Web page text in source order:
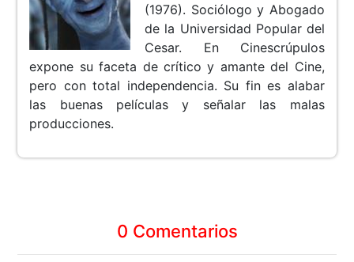
(1976). Sociólogo y Abogado
de la Universidad Popular del
Cesar. En Cinescrúpulos
expone su faceta de crítico y amante del Cine,
pero con total independencia. Su fin es alabar
las buenas películas y señalar las malas
producciones.
0 Comentarios